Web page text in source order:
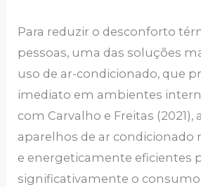
Para reduzir o desconforto
pessoas, uma das soluções
uso de ar-condicionado, que
imediato em ambientes
com Carvalho e Freitas (2021),
aparelhos de ar condicionado
e energeticamente eficientes
significativamente o consumo